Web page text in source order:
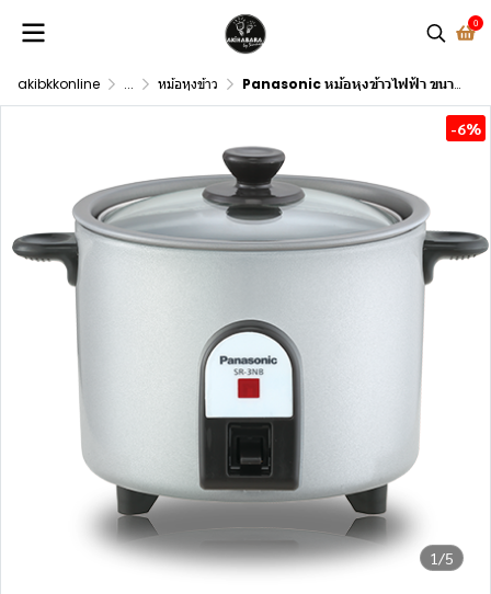
0
akibkkonline ... หม้อหุงข้าว Panasonic หม้อหุงข้าวไฟฟ้า ขนาด 0.27 ลิตร รุ่น SR-3NBLSN
1/5
-6%